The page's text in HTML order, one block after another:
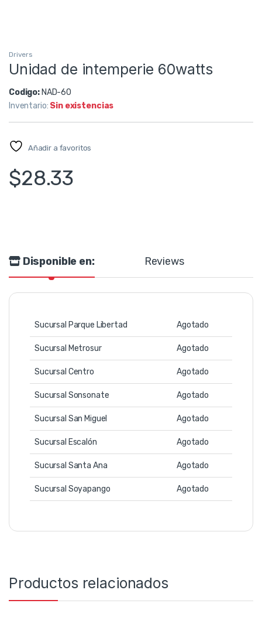
Drivers
Unidad de intemperie 60watts
Codigo: NAD-60
Inventario: Sin existencias
Añadir a favoritos
$28.33
Disponible en: Reviews
Sucursal Parque Libertad Agotado
Sucursal Metrosur Agotado
Sucursal Centro Agotado
Sucursal Sonsonate Agotado
Sucursal San Miguel Agotado
Sucursal Escalón Agotado
Sucursal Santa Ana Agotado
Sucursal Soyapango Agotado
Productos relacionados